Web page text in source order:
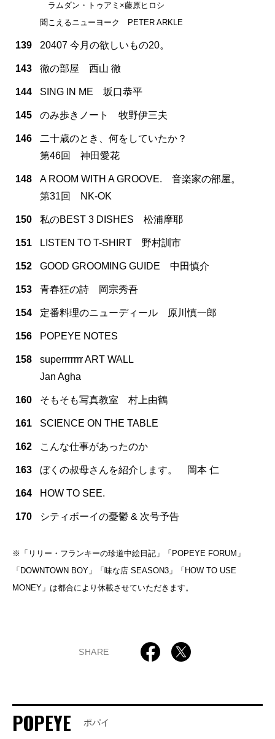
ラムダン・トゥアミ×藤原ヒロシ
聞こえるニューヨーク PETER ARKLE
139 20407 今月の欲しいもの20。
143 徹の部屋 西山 徹
144 SING IN ME 坂口恭平
145 のみ歩きノート 牧野伊三夫
146
二十歳のとき、何をしていたか？
第46回 神田愛花
148
A ROOM WITH A GROOVE. 音楽家の部屋。
第31回 NK-OK
150 私のBEST 3 DISHES 松浦摩耶
151 LISTEN TO T-SHIRT 野村訓市
152 GOOD GROOMING GUIDE 中田慎介
153 青春狂の詩 岡宗秀吾
154 定番料理のニューディール 原川慎一郎
156 POPEYE NOTES
158
superrrrrrr ART WALL
Jan Agha
160 そもそも写真教室 村上由鶴
161 SCIENCE ON THE TABLE
162 こんな仕事があったのか
163 ぼくの叔母さんを紹介します。 岡本 仁
164 HOW TO SEE.
170 シティボーイの憂鬱 & 次号予告
※「リリー・フランキーの珍道中絵日記」「POPEYE FORUM」
「DOWNTOWN BOY」「味な店 SEASON3」「HOW TO USE
MONEY」は都合により休載させていただきます。
SHARE
POPEYE ポパイ